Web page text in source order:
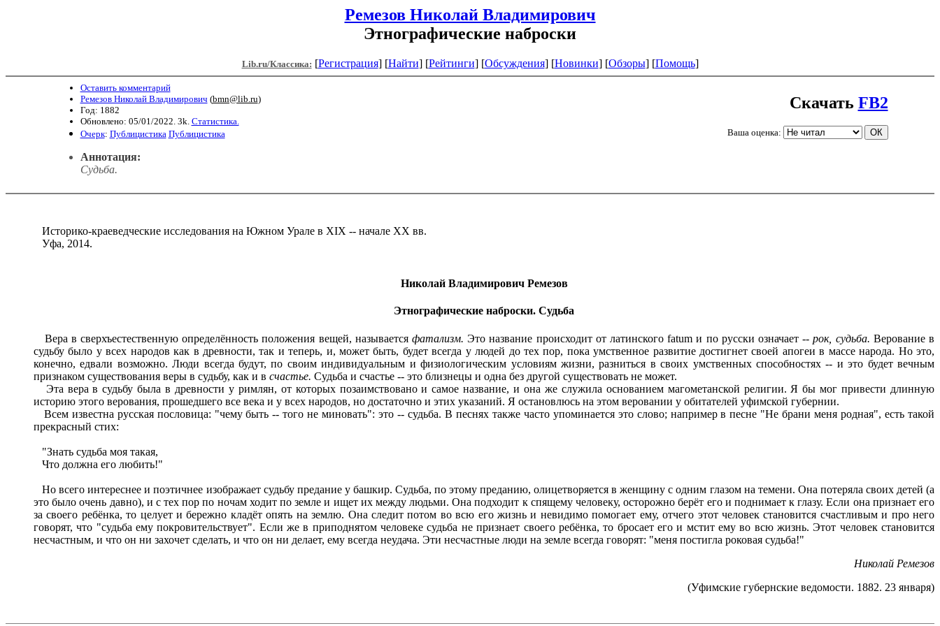
Ремезов Николай Владимирович
Этнографические наброски
Lib.ru/Классика: [Регистрация] [Найти] [Рейтинги] [Обсуждения] [Новинки] [Обзоры] [Помощь]
Оставить комментарий
Ремезов Николай Владимирович (bmn@lib.ru)
Год: 1882
Обновлено: 05/01/2022. 3k. Статистика.
Очерк: Публицистика Публицистика
Скачать FB2
Ваша оценка:
Аннотация:
Судьба.
Историко-краеведческие исследования на Южном Урале в XIX -- начале XX вв.
Уфа, 2014.
Николай Владимирович Ремезов
Этнографические наброски. Судьба
Вера в сверхъестественную определённость положения вещей, называется фатализм.Это название происходит от латинского fatum и по русски означает --рок, судьба. Верование в
судьбу было у всех народов как в древности, так и теперь, и, может быть, будет всегда у людей до тех пор, пока умственное развитие достигнет своей апогеи в массе народа. Но это,
конечно, едвали возможно. Люди всегда будут, по своим индивидуальным и физиологическим условиям жизни, разниться в своих умственных способностях -- и это будет вечным
признаком существования веры в судьбу, как и в счастье. Судьба и счастье -- это близнецы и одна без другой существовать не может.
Эта вера в судьбу была в древности у римлян, от которых позаимствовано и самое название, и она же служила основанием магометанской религии. Я бы мог привести длинную
историю этого верования, прошедшего все века и у всех народов, но достаточно и этих указаний. Я остановлюсь на этом веровании у обитателей уфимской губернии.
Всем известна русская пословица: "чему быть -- того не миновать": это -- судьба. В песнях также часто упоминается это слово; например в песне "Не брани меня родная", есть такой
прекрасный стих:
"Знать судьба моя такая,
Что должна его любить!"
Но всего интереснее и поэтичнее изображает судьбу предание у башкир. Судьба, по этому преданию, олицетворяется в женщину с одним глазом на темени. Она потеряла своих детей (а
это было очень давно), и с тех пор по ночам ходит по земле и ищет их между людьми. Она подходит к спящему человеку, осторожно берёт его и поднимает к глазу. Если она признает его
за своего ребёнка, то целует и бережно кладёт опять на землю. Она следит потом во всю его жизнь и невидимо помогает ему, отчего этот человек становится счастливым и про него
говорят, что "судьба ему покровительствует". Если же в приподнятом человеке судьба не признает своего ребёнка, то бросает его и мстит ему во всю жизнь. Этот человек становится
несчастным, и что он ни захочет сделать, и что он ни делает, ему всегда неудача. Эти несчастные люди на земле всегда говорят: "меня постигла роковая судьба!"
Николай Ремезов
(Уфимские губернские ведомости. 1882. 23 января)